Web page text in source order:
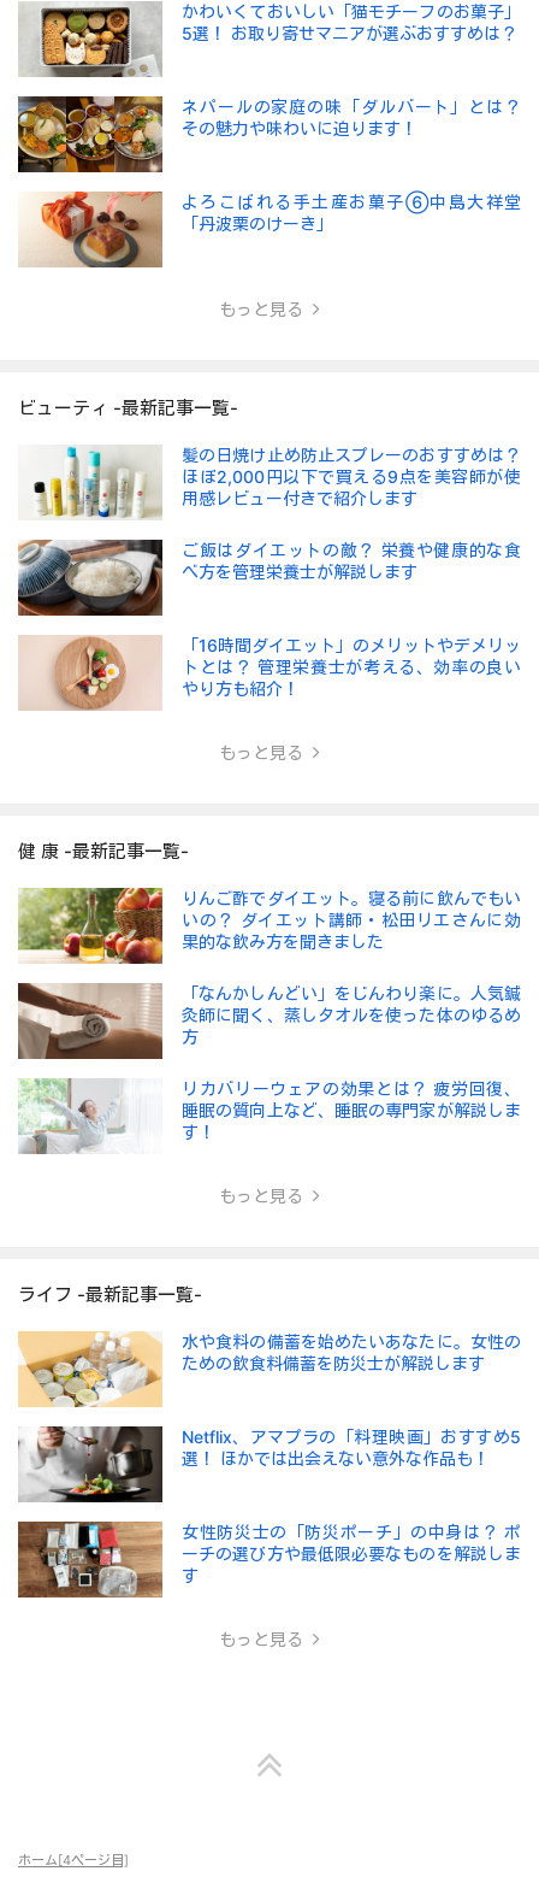
かわいくておいしい「猫モチーフのお菓子」
5選！ お取り寄せマニアが選ぶおすすめは？
ネパールの家庭の味「ダルバート」とは？
その魅力や味わいに迫ります！
よろこばれる手土産お菓子⑥中島大祥堂
「丹波栗のけーき」
もっと見る
ビューティ -最新記事一覧-
髪の日焼け止め防止スプレーのおすすめは？
ほぼ2,000円以下で買える9点を美容師が使
用感レビュー付きで紹介します
ご飯はダイエットの敵？ 栄養や健康的な食
べ方を管理栄養士が解説します
「16時間ダイエット」のメリットやデメリッ
トとは？ 管理栄養士が考える、効率の良い
やり方も紹介！
もっと見る
健 康 -最新記事一覧-
りんご酢でダイエット。寝る前に飲んでもい
いの？ ダイエット講師・松田リエさんに効
果的な飲み方を聞きました
「なんかしんどい」をじんわり楽に。人気鍼
灸師に聞く、蒸しタオルを使った体のゆるめ
方
リカバリーウェアの効果とは？ 疲労回復、
睡眠の質向上など、睡眠の専門家が解説しま
す！
もっと見る
ライフ -最新記事一覧-
水や食料の備蓄を始めたいあなたに。女性の
ための飲食料備蓄を防災士が解説します
Netflix、アマプラの「料理映画」おすすめ5
選！ ほかでは出会えない意外な作品も！
女性防災士の「防災ポーチ」の中身は？ ポ
ーチの選び方や最低限必要なものを解説しま
す
もっと見る
ホーム[4ページ目]